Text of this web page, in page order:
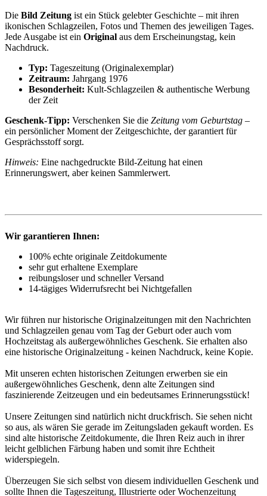
Die Bild Zeitung ist ein Stück gelebter Geschichte – mit ihren
ikonischen Schlagzeilen, Fotos und Themen des jeweiligen Tages.
Jede Ausgabe ist ein Original aus dem Erscheinungstag, kein
Nachdruck.
Typ: Tageszeitung (Originalexemplar)
Zeitraum: Jahrgang 1976
Besonderheit: Kult-Schlagzeilen & authentische Werbung
der Zeit
Geschenk-Tipp: Verschenken Sie die Zeitung vom Geburtstag –
ein persönlicher Moment der Zeitgeschichte, der garantiert für
Gesprächsstoff sorgt.
Hinweis: Eine nachgedruckte Bild-Zeitung hat einen
Erinnerungswert, aber keinen Sammlerwert.
Wir garantieren Ihnen:
100% echte originale Zeitdokumente
sehr gut erhaltene Exemplare
reibungsloser und schneller Versand
14-tägiges Widerrufsrecht bei Nichtgefallen
Wir führen nur historische Originalzeitungen mit den Nachrichten
und Schlagzeilen genau vom Tag der Geburt oder auch vom
Hochzeitstag als außergewöhnliches Geschenk. Sie erhalten also
eine historische Originalzeitung - keinen Nachdruck, keine Kopie.
Mit unseren echten historischen Zeitungen erwerben sie ein
außergewöhnliches Geschenk, denn alte Zeitungen sind
faszinierende Zeitzeugen und ein bedeutsames Erinnerungsstück!
Unsere Zeitungen sind natürlich nicht druckfrisch. Sie sehen nicht
so aus, als wären Sie gerade im Zeitungsladen gekauft worden. Es
sind alte historische Zeitdokumente, die Ihren Reiz auch in ihrer
leicht gelblichen Färbung haben und somit ihre Echtheit
widerspiegeln.
Überzeugen Sie sich selbst von diesem individuellen Geschenk und
sollte Ihnen die Tageszeitung, Illustrierte oder Wochenzeitung